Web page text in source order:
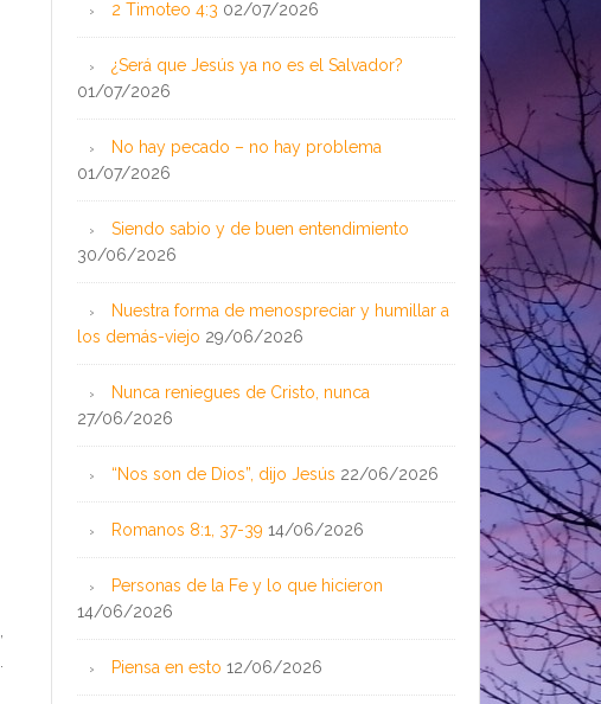
2 Timoteo 4:3 02/07/2026
¿Será que Jesús ya no es el Salvador?
01/07/2026
No hay pecado – no hay problema
01/07/2026
Siendo sabio y de buen entendimiento
30/06/2026
Nuestra forma de menospreciar y humillar a
los demás-viejo 29/06/2026
Nunca reniegues de Cristo, nunca
27/06/2026
“Nos son de Dios”, dijo Jesús 22/06/2026
Romanos 8:1, 37-39 14/06/2026
Personas de la Fe y lo que hicieron
14/06/2026
Piensa en esto 12/06/2026